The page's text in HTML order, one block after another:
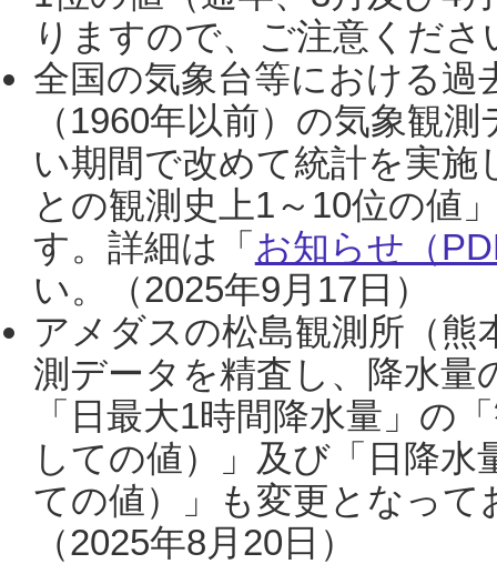
りますので、ご注意くだ
全国の気象台等における過
（1960年以前）の気象観
い期間で改めて統計を実
との観測史上1～10位の値
す。詳細は「 お知らせ（
い。（2025年9月17日）
アメダスの松島観測所（熊
測データを精査し、降水
「日最大1時間降水量」の
しての値）」及び「日降
ての値）」も変更となっ
（2025年8月20日）